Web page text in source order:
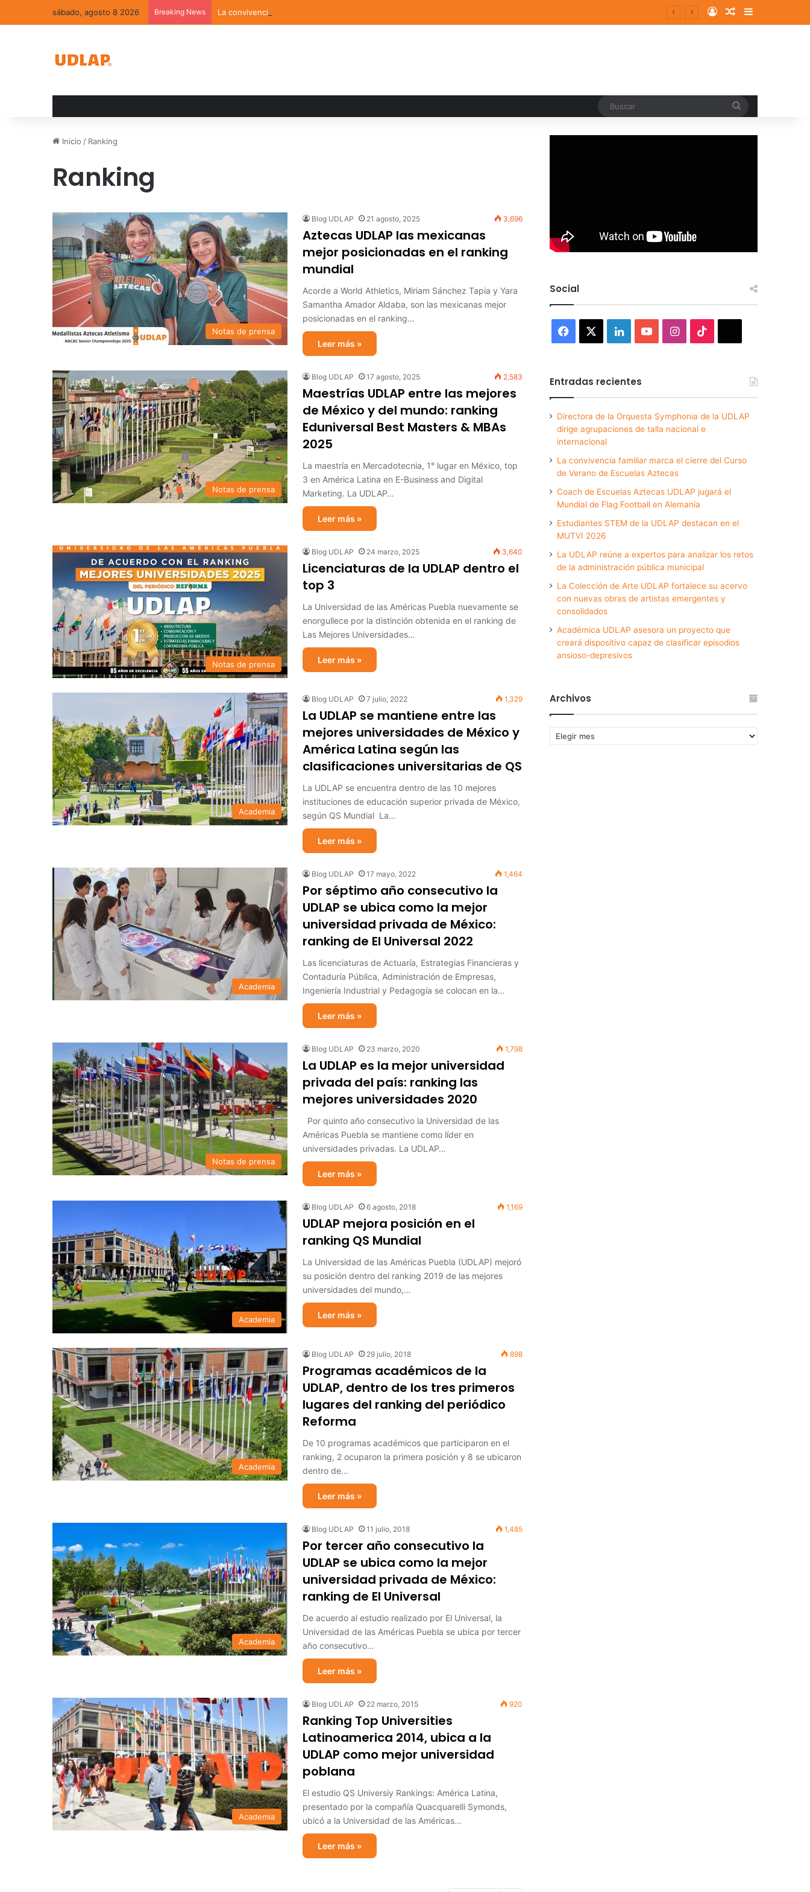
sábado, agosto 8 2026 Breaking News La convivencia familiar marca el cierre del Curso de Verano de Escuelas Aztecas Log InRandom Article
Sidebar
Inicio / Ranking
Ranking
Notas de prensa
Blog UDLAP 21 agosto, 2025 3,696
Aztecas UDLAP las mexicanas
mejor posicionadas en el ranking
mundial
Acorde a World Athletics, Miriam Sánchez Tapia y Yara
Samantha Amador Aldaba, son las mexicanas mejor
posicionadas en el ranking…
Leer más »
Notas de prensa
Blog UDLAP 17 agosto, 2025 2,583
Maestrías UDLAP entre las mejores
de México y del mundo: ranking
Eduniversal Best Masters & MBAs
2025
La maestría en Mercadotecnia, 1° lugar en México, top
3 en América Latina en E-Business and Digital
Marketing. La UDLAP…
Leer más »
Notas de prensa
Blog UDLAP 24 marzo, 2025 3,640
Licenciaturas de la UDLAP dentro el
top 3
La Universidad de las Américas Puebla nuevamente se
enorgullece por la distinción obtenida en el ranking de
Las Mejores Universidades…
Leer más »
Academia
Blog UDLAP 7 julio, 2022 1,329
La UDLAP se mantiene entre las
mejores universidades de México y
América Latina según las
clasificaciones universitarias de QS
La UDLAP se encuentra dentro de las 10 mejores
instituciones de educación superior privada de México,
según QS Mundial La…
Leer más »
Academia
Blog UDLAP 17 mayo, 2022 1,464
Por séptimo año consecutivo la
UDLAP se ubica como la mejor
universidad privada de México:
ranking de El Universal 2022
Las licenciaturas de Actuaría, Estrategias Financieras y
Contaduría Pública, Administración de Empresas,
Ingeniería Industrial y Pedagogía se colocan en la…
Leer más »
Notas de prensa
Blog UDLAP 23 marzo, 2020 1,798
La UDLAP es la mejor universidad
privada del país: ranking las
mejores universidades 2020
Por quinto año consecutivo la Universidad de las
Américas Puebla se mantiene como líder en
universidades privadas. La UDLAP…
Leer más »
Academia
Blog UDLAP 6 agosto, 2018 1,169
UDLAP mejora posición en el
ranking QS Mundial
La Universidad de las Américas Puebla (UDLAP) mejoró
su posición dentro del ranking 2019 de las mejores
universidades del mundo,…
Leer más »
Academia
Blog UDLAP 29 julio, 2018 898
Programas académicos de la
UDLAP, dentro de los tres primeros
lugares del ranking del periódico
Reforma
De 10 programas académicos que participaron en el
ranking, 2 ocuparon la primera posición y 8 se ubicaron
dentro de…
Leer más »
Academia
Blog UDLAP 11 julio, 2018 1,485
Por tercer año consecutivo la
UDLAP se ubica como la mejor
universidad privada de México:
ranking de El Universal
De acuerdo al estudio realizado por El Universal, la
Universidad de las Américas Puebla se ubica por tercer
año consecutivo…
Leer más »
Academia
Blog UDLAP 22 marzo, 2015 920
Ranking Top Universities
Latinoamerica 2014, ubica a la
UDLAP como mejor universidad
poblana
El estudio QS Universiy Rankings: América Latina,
presentado por la compañía Quacquarelli Symonds,
ubicó a la Universidad de las Américas…
Leer más »
Social
Facebook LinkedInYouTubeInstagram
Entradas recientes
Directora de la Orquesta Symphonia de la UDLAP
dirige agrupaciones de talla nacional e
internacional
La convivencia familiar marca el cierre del Curso
de Verano de Escuelas Aztecas
Coach de Escuelas Aztecas UDLAP jugará el
Mundial de Flag Football en Alemania
Estudiantes STEM de la UDLAP destacan en el
MUTVI 2026
La UDLAP reúne a expertos para analizar los retos
de la administración pública municipal
La Colección de Arte UDLAP fortalece su acervo
con nuevas obras de artistas emergentes y
consolidados
Académica UDLAP asesora un proyecto que
creará dispositivo capaz de clasificar episodios
ansioso-depresivos
Archivos
Archivos